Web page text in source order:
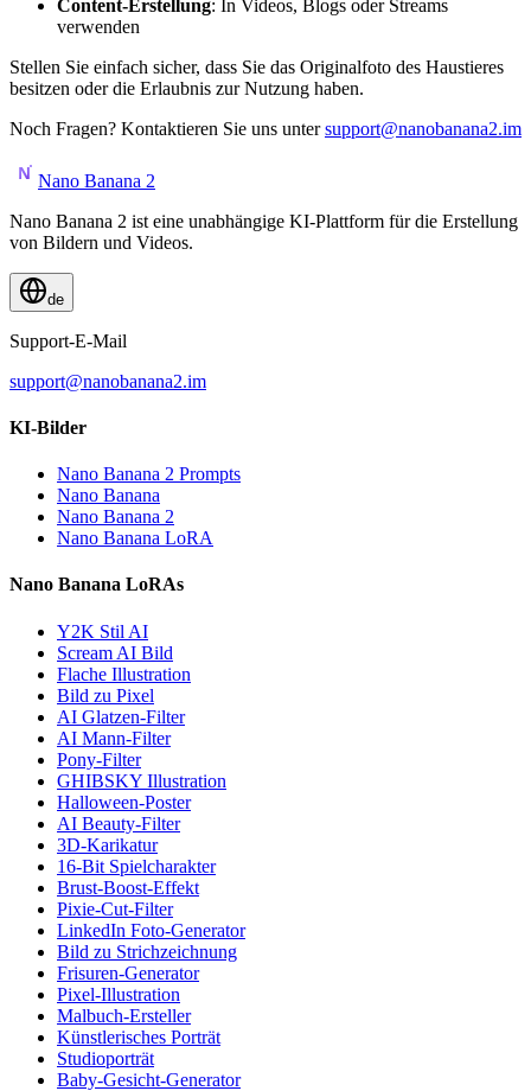
Content-Erstellung: In Videos, Blogs oder Streams
verwenden
Stellen Sie einfach sicher, dass Sie das Originalfoto des Haustieres
besitzen oder die Erlaubnis zur Nutzung haben.
Noch Fragen? Kontaktieren Sie uns untersupport@nanobanana2.im
Nano Banana 2
Nano Banana 2 ist eine unabhängige KI-Plattform für die Erstellung
von Bildern und Videos.
de
Support-E-Mail
support@nanobanana2.im
KI-Bilder
Nano Banana 2 Prompts
Nano Banana
Nano Banana 2
Nano Banana LoRA
Nano Banana LoRAs
Y2K Stil AI
Scream AI Bild
Flache Illustration
Bild zu Pixel
AI Glatzen-Filter
AI Mann-Filter
Pony-Filter
GHIBSKY Illustration
Halloween-Poster
AI Beauty-Filter
3D-Karikatur
16-Bit Spielcharakter
Brust-Boost-Effekt
Pixie-Cut-Filter
LinkedIn Foto-Generator
Bild zu Strichzeichnung
Frisuren-Generator
Pixel-Illustration
Malbuch-Ersteller
Künstlerisches Porträt
Studioporträt
Baby-Gesicht-Generator